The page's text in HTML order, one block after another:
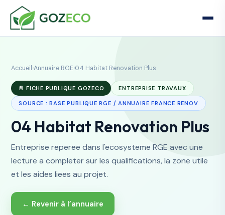
Accueil ›Annuaire RGE›04 Habitat Renovation Plus
📄 FICHE PUBLIQUE GOZECO ENTREPRISE TRAVAUX
SOURCE : BASE PUBLIQUE RGE / ANNUAIRE FRANCE RENOV
04 Habitat Renovation Plus
Entreprise reperee dans l'ecosysteme RGE avec une
lecture a completer sur les qualifications, la zone utile
et les aides liees au projet.
← Revenir à l’annuaire